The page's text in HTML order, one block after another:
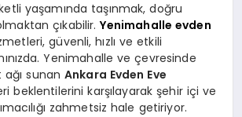
yaşamında taşınmak, doğru
çıkabilir.Yenimahalle evden
güvenli, hızlı ve etkili
Yenimahalle ve çevresinde
ağı sunanAnkara Evden Eve
beklentilerini karşılayarak şehir içi ve
zahmetsiz hale getiriyor.